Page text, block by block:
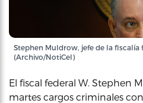
Stephen Muldrow, jefe de la fiscalía
(Archivo/NotiCel)
El fiscal federal W. Stephen
martes cargos criminales